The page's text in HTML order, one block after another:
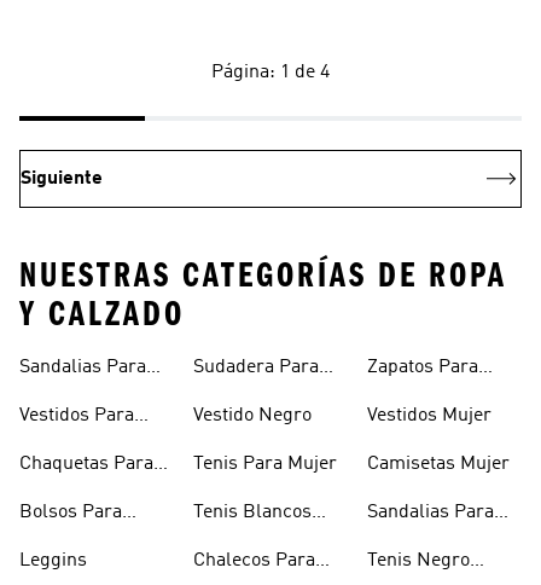
Página: 1 de 4
Siguiente
NUESTRAS CATEGORÍAS DE ROPA
Y CALZADO
Sandalias Para
Vestidos Para
Chaquetas Para
Bolsos Para
Leggins
Sudadera Para
Vestido Negro
Tenis Para Mujer
Tenis Blancos
Chalecos Para
Zapatos Para
Vestidos Mujer
Camisetas Mujer
Sandalias Para
Tenis Negro